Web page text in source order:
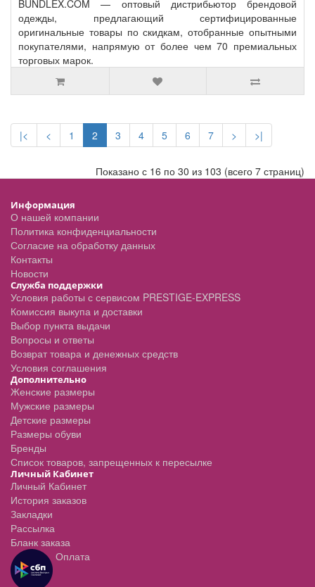
BUNDLEX.COM — оптовый дистрибьютор брендовой
одежды, предлагающий сертифицированные
оригинальные товары по скидкам, отобранные опытными
покупателями, напрямую от более чем 70 премиальных
торговых марок.
|< < 1 2 3 4 5 6 7 > >|
Показано с 16 по 30 из 103 (всего 7 страниц)
Информация
О нашей компании
Политика конфиденциальности
Согласие на обработку данных
Контакты
Новости
Служба поддержки
Условия работы с сервисом PRESTIGE-EXPRESS
Комиссия выкупа и доставки
Выбор пункта выдачи
Вопросы и ответы
Возврат товара и денежных средств
Условия соглашения
Дополнительно
Женские размеры
Мужские размеры
Детские размеры
Размеры обуви
Бренды
Список товаров, запрещенных к пересылке
Личный Кабинет
Личный Кабинет
История заказов
Закладки
Рассылка
Бланк заказа
Оплата